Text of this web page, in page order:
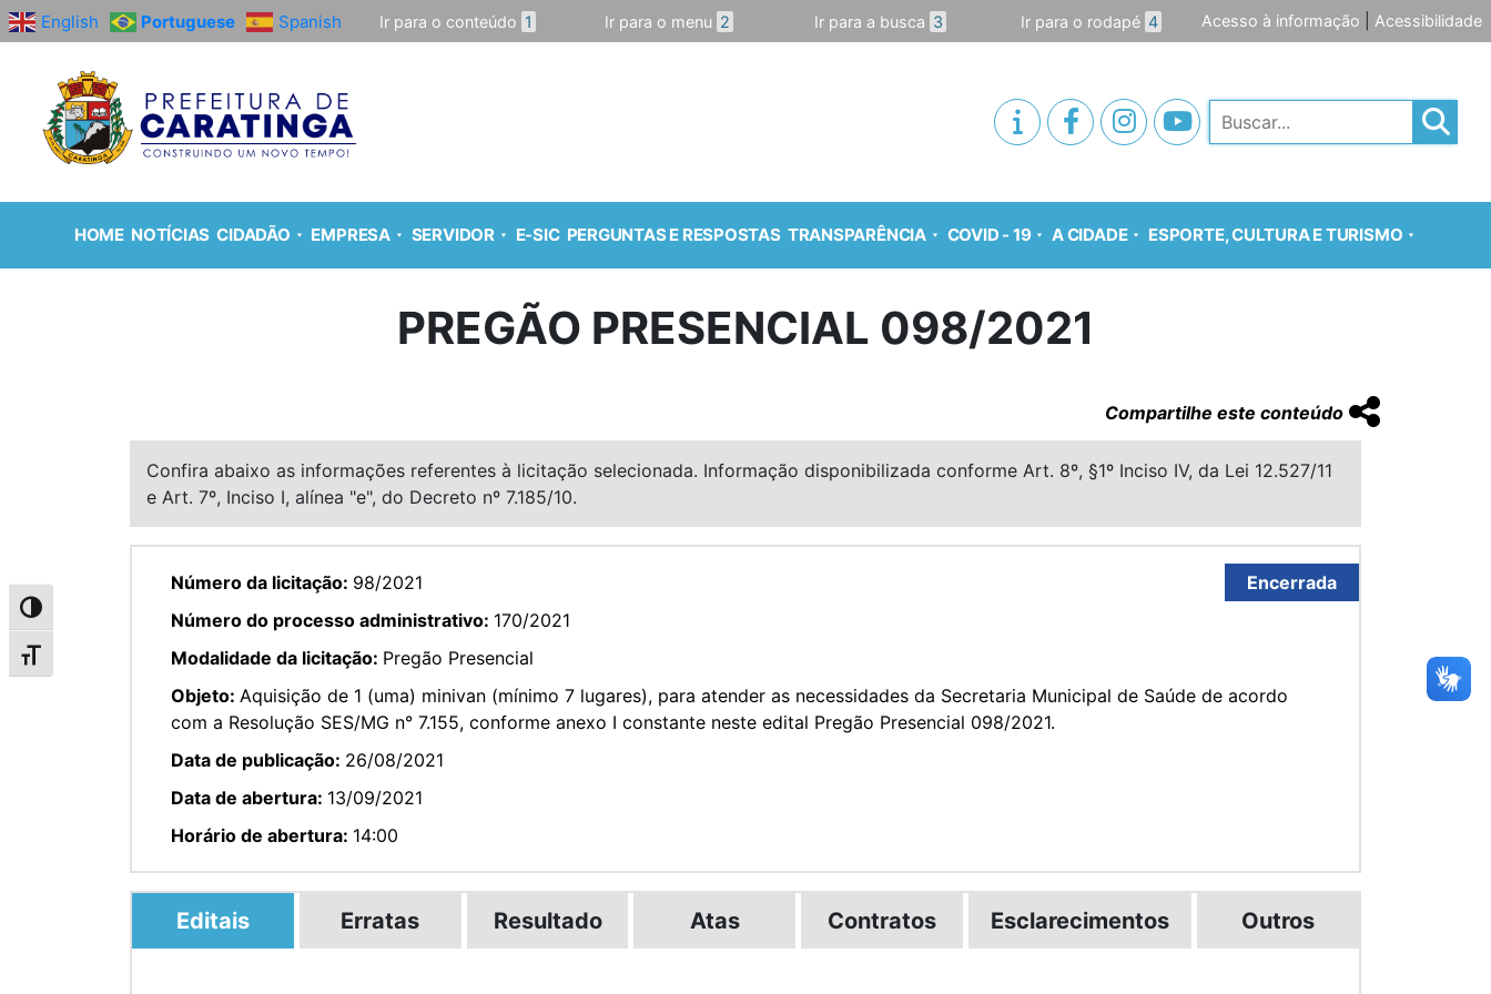
Alternar alto contraste
Alternar tamanho da fonte
English Portuguese Spanish Ir para o conteúdo 1 Ir para o menu 2 Ir para a busca 3 Ir para o rodapé 4 Acesso à informação Acessibilidade
Pesquisar
HOME NOTÍCIAS CIDADÃO EMPRESA SERVIDOR E-SIC PERGUNTAS E RESPOSTAS TRANSPARÊNCIA COVID - 19 A CIDADE ESPORTE, CULTURA E TURISMO
PREGÃO PRESENCIAL 098/2021
Compartilhe este conteúdo
Confira abaixo as informações referentes à licitação selecionada. Informação disponibilizada conforme Art. 8º, §1º Inciso IV, da Lei 12.527/11
e Art. 7º, Inciso I, alínea "e", do Decreto nº 7.185/10.
Encerrada
Número da licitação: 98/2021
Número do processo administrativo: 170/2021
Modalidade da licitação: Pregão Presencial
Objeto: Aquisição de 1 (uma) minivan (mínimo 7 lugares), para atender as necessidades da Secretaria Municipal de Saúde de acordo
com a Resolução SES/MG n° 7.155, conforme anexo I constante neste edital Pregão Presencial 098/2021.
Data de publicação: 26/08/2021
Data de abertura: 13/09/2021
Horário de abertura: 14:00
Editais Erratas Resultado Atas Contratos Esclarecimentos Outros